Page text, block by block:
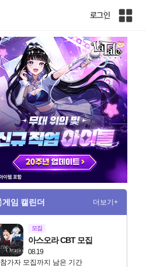
로그인
인
체
사
트
맵
게임 캘린더 더보기+
모집
08.19
아스오라 CBT 모집
참가자 모집까지 남은 기간